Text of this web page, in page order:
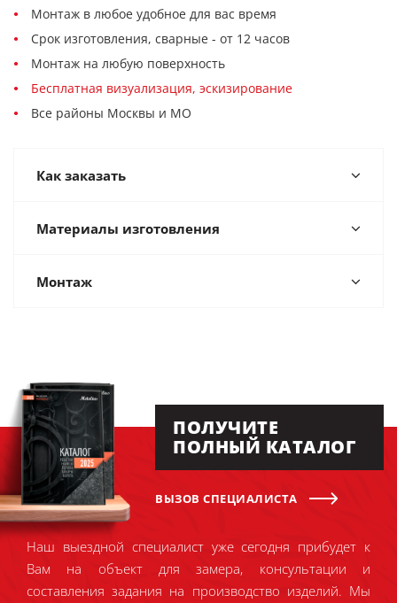
Монтаж в любое удобное для вас время
Срок изготовления, сварные - от 12 часов
Монтаж на любую поверхность
Бесплатная визуализация, эскизирование
Все районы Москвы и МО
Как заказать
Материалы изготовления
Монтаж
ПОЛУЧИТЕ
ПОЛНЫЙ КАТАЛОГ
ВЫЗОВ СПЕЦИАЛИСТА
Наш выездной специалист уже сегодня прибудет к
Вам на объект для замера, консультации и
составления задания на производство изделий. Мы